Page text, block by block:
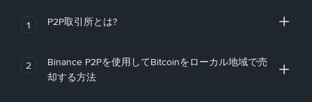
1 P2P取引所とは?
2
Binance P2Pを使用してBitcoinをローカル地域で売
却する方法